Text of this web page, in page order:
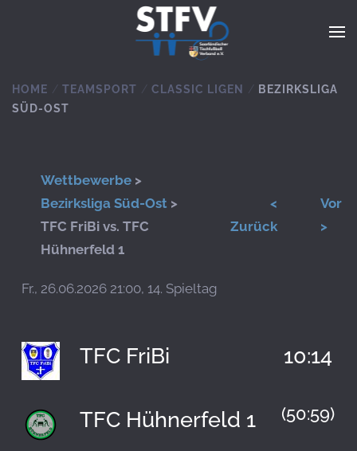
Zum Hauptinhalt springen
HOME TEAMSPORT CLASSIC LIGEN
BEZIRKSLIGA
SÜD-OST
Wettbewerbe >
Bezirksliga Süd-Ost >
TFC FriBi vs. TFC
Hühnerfeld 1
<
Zurück
Vor
>
Fr., 26.06.2026 21:00, 14. Spieltag
TFC FriBi 10:14
(50:59)
TFC Hühnerfeld 1